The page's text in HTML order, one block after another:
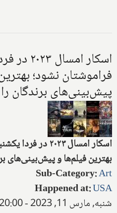
اسکار
فراموشتان نشود؛
پیش‌بینی‌های برندگان
اسکار امسال
بهترین فیلم‌ها و پیش‌بینی‌های
Sub-Category:Art
Happened at:USA
شنبه, مارس 11, 2023 - 20:00